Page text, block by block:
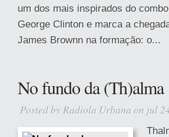
um dos mais inspirados do
George Clinton e marca a
James Brownn na formação: o...
No fundo da (Th)alma
Posted by Radiola Urbana on jul